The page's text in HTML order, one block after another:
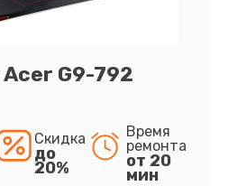
G9-792
Скидка
до
20%
Время
ремонта
от 20
мин